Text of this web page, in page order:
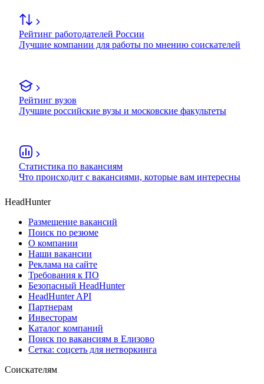
Рейтинг работодателей России
Лучшие компании для работы по мнению соискателей
Рейтинг вузов
Лучшие российские вузы и московские факультеты
Статистика по вакансиям
Что происходит с вакансиями, которые вам интересны
HeadHunter
Размещение вакансий
Поиск по резюме
О компании
Наши вакансии
Реклама на сайте
Требования к ПО
Безопасный HeadHunter
HeadHunter API
Партнерам
Инвесторам
Каталог компаний
Поиск по вакансиям в Елизово
Сетка: соцсеть для нетворкинга
Соискателям